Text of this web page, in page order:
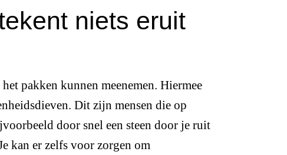
niets eruit
pakken kunnen meenemen. Hiermee
Dit zijn mensen die op
door snel een steen door je ruit
kan er zelfs voor zorgen om